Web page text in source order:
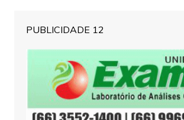
PUBLICIDADE 12